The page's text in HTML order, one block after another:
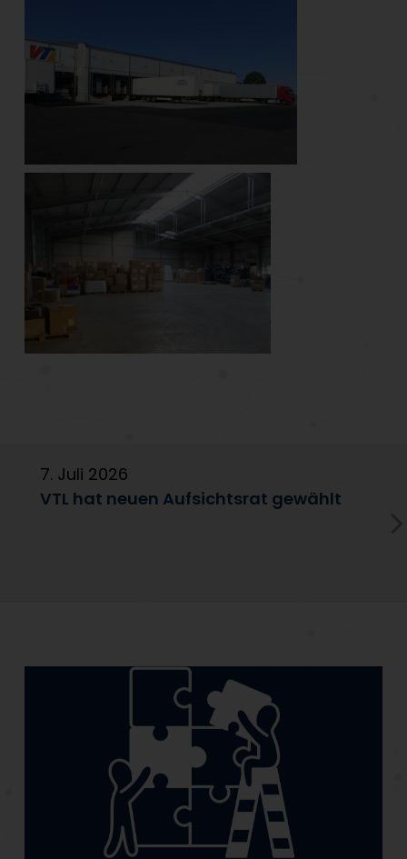
7. Juli 2026
VTL hat neuen Aufsichtsrat gewählt